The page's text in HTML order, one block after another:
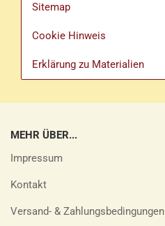
Sitemap
Cookie Hinweis
Erklärung zu Materialien
MEHR ÜBER...
Impressum
Kontakt
Versand- & Zahlungsbedingungen